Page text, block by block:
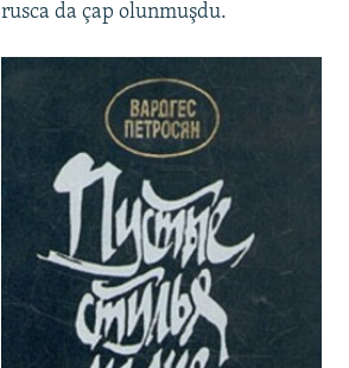
rusca da çap olunmuşdu.